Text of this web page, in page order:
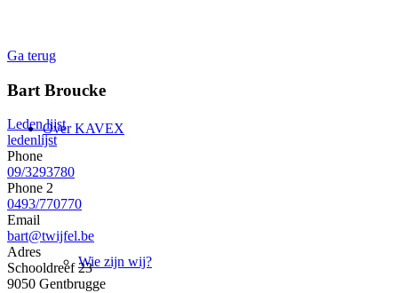
Over KAVEX
Wie zijn wij?
Ga terug
Bart Broucke
Leden lijst
ledenlijst
Phone
09/3293780
Phone 2
0493/770770
Email
bart@twijfel.be
Adres
Schooldreef 23
9050 Gentbrugge